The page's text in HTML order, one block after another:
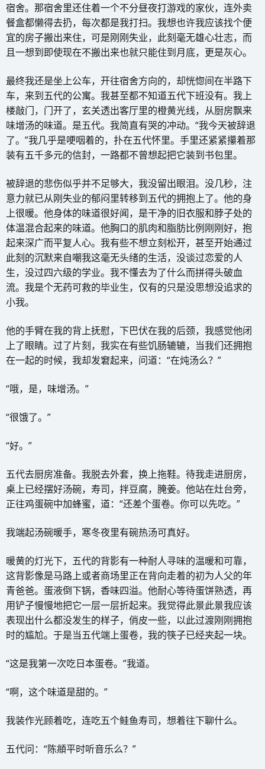
宿舍。那宿舍里还住着一个不分昼夜打游戏的家伙，连外卖
餐盒都懒得去扔，每次都是我打扫。我想也许我应该找个便
宜的房子搬出来住，可是刚刚失业，此刻毫无雄心壮志，而
且一想到即使现在不搬出来也就只能住到月底，更是灰心。
最终我还是坐上公车，开往宿舍方向的，却恍惚间在半路下
车，来到五代的公寓。我甚至都不知道五代下班没有。我上
楼敲门，门开了，玄关透出客厅里的橙黄光线，从厨房飘来
味增汤的味道。是五代。我简直有哭的冲动。“我今天被辞退
了。”我几乎是哽咽着的，扑在五代怀里。手里还紧紧攥着那
装有五千多元的信封，一路都不曾想起把它装到书包里。
被辞退的悲伤似乎并不足够大，我没留出眼泪。没几秒，注
意力就已从刚失业的郁闷里转移到五代的拥抱上了。他的身
上很暖。他身体的味道很好闻，是干净的旧衣服和脖子处的
体温混合起来的味道。他胸口的肌肉和脂肪比例刚刚好，抱
起来深广而平复人心。我有些不想立刻松开，甚至开始通过
此刻的沉默来自嘲我这毫无头绪的生活，没谈过恋爱的人
生，没过四六级的学业。我不懂去为了什么而拼得头破血
流。我是个无药可救的毕业生，仅有的只是没思想没追求的
小我。
他的手臂在我的背上抚慰，下巴伏在我的后颈，我感觉他闭
上了眼睛。过了片刻，我实在有些饥肠辘辘，当我们还拥抱
在一起的时候，我却发窘起来，问道：“在炖汤么？”
“哦，是，味增汤。”
“很饿了。”
“好。”
五代去厨房准备。我脱去外套，换上拖鞋。待我走进厨房，
桌上已经摆好汤碗，寿司，拌豆腐，腌姜。他站在灶台旁，
正往鸡蛋碗中加蜂蜜，道：“还差个蛋卷。你可以先吃。”
我端起汤碗暖手，寒冬夜里有碗热汤可真好。
暖黄的灯光下，五代的背影有一种耐人寻味的温暖和可靠，
这背影像是马路上或者商场里正在背向走着的初为人父的年
青爸爸。蛋液倒下锅，香味四溢。他耐心等待蛋饼熟透，再
用铲子慢慢地把它一层一层折起来。我觉得此景此景我应该
表现出什么都没发生的样子，俏皮一些，以此过渡刚刚拥抱
时的尴尬。于是当五代端上蛋卷，我的筷子已经夹起一块。
“这是我第一次吃日本蛋卷。”我道。
“啊，这个味道是甜的。”
我装作光顾着吃，连吃五个鲑鱼寿司，想着往下聊什么。
五代问：“陈頫平时听音乐么？”